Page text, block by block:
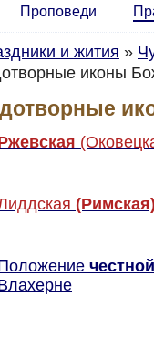
Проповеди
и жития »
иконы